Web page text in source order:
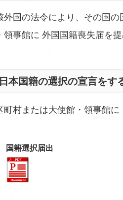
外国の法令により、その国
領事館に 外国国籍喪失届を提
日本国籍の選択の宣言をす
町村または大使館・領事館
国籍選択届出